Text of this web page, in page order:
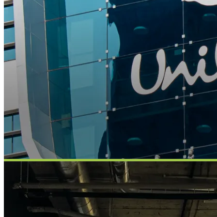
Unilever PŘÍKLAD SLUŽBY